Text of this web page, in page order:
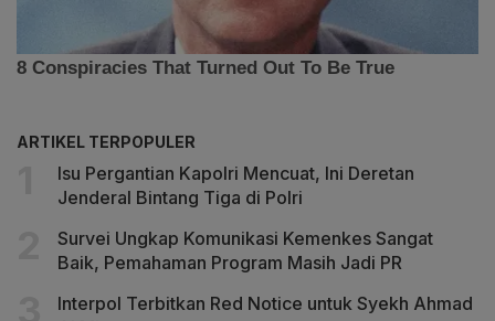
ARTIKEL TERPOPULER
Isu Pergantian Kapolri Mencuat, Ini Deretan
Jenderal Bintang Tiga di Polri
Survei Ungkap Komunikasi Kemenkes Sangat
Baik, Pemahaman Program Masih Jadi PR
Interpol Terbitkan Red Notice untuk Syekh Ahmad